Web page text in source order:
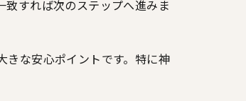
すれば次のステップへ進みま
きな安心ポイントです。特に神